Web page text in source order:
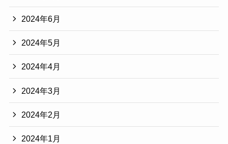
2024年6月
2024年5月
2024年4月
2024年3月
2024年2月
2024年1月